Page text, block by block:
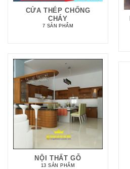
CỬA THÉP CHỐNG
CHÁY
7 SẢN PHẨM
NỘI THẤT GỖ
13 SẢN PHẨM